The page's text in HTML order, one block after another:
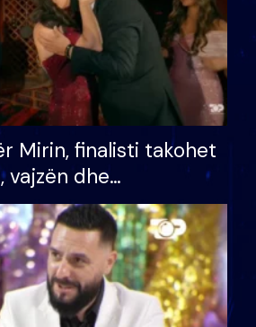
Mirin, finalisti takohet
vajzën dhe
S’kemi ndonjë letër